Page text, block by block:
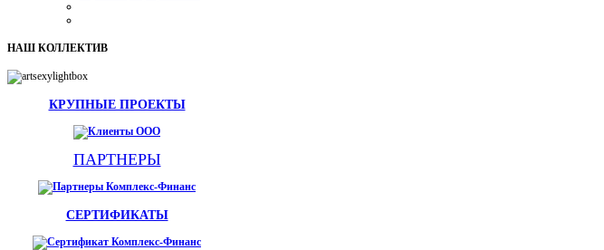
НАШ КОЛЛЕКТИВ
КРУПНЫЕ ПРОЕКТЫ
ПАРТНЕРЫ
СЕРТИФИКАТЫ